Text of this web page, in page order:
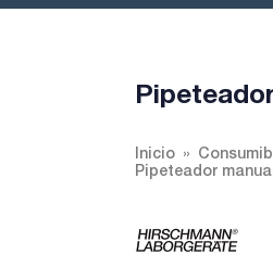
Inicio
Pipeteador